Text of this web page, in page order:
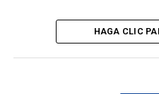
HAGA CLIC